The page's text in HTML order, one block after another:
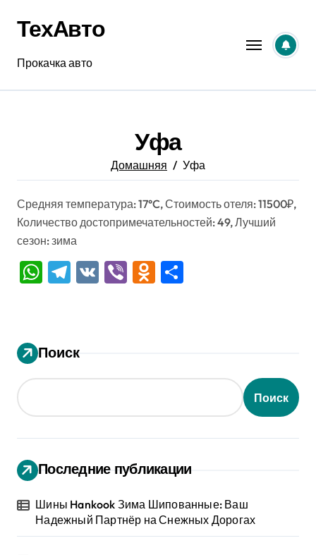
содержанию
ТехАвто
Прокачка авто
Уфа
Домашняя Уфа
Средняя температура: 17°C, Стоимость отеля: 11500₽,
Количество достопримечательностей: 49, Лучший
сезон: зима
WhatsApp
Telegram
VK ViberOdnoklassniki
Поиск
Поиск
Последние публикации
Шины Hankook Зима Шипованные: Ваш
Надежный Партнёр на Снежных Дорогах